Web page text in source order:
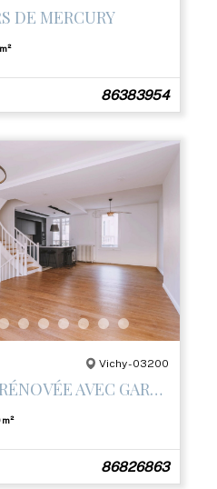
DE MERCURY
86383954
Vichy - 03200
MAISON DE VILLE RÉNOVÉE AVEC GARAGE ET 3 TERRASSES – CENTRE DE VICHY
m²
86826863